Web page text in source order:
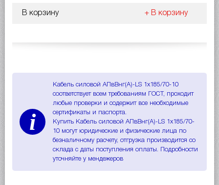
В корзину + В корзину
i
Кабель силовой АПвВнг(A)-LS 1х185/70-10
соответствует всем требованиям ГОСТ, проходит
любые проверки и содержит все необходимые
сертификаты и паспорта.
Купить Кабель силовой АПвВнг(A)-LS 1х185/70-
10 могут юридические и физические лица по
безналичному расчету, отгрузка производится со
склада с даты поступления оплаты. Подробности
уточняйте у мендежеров